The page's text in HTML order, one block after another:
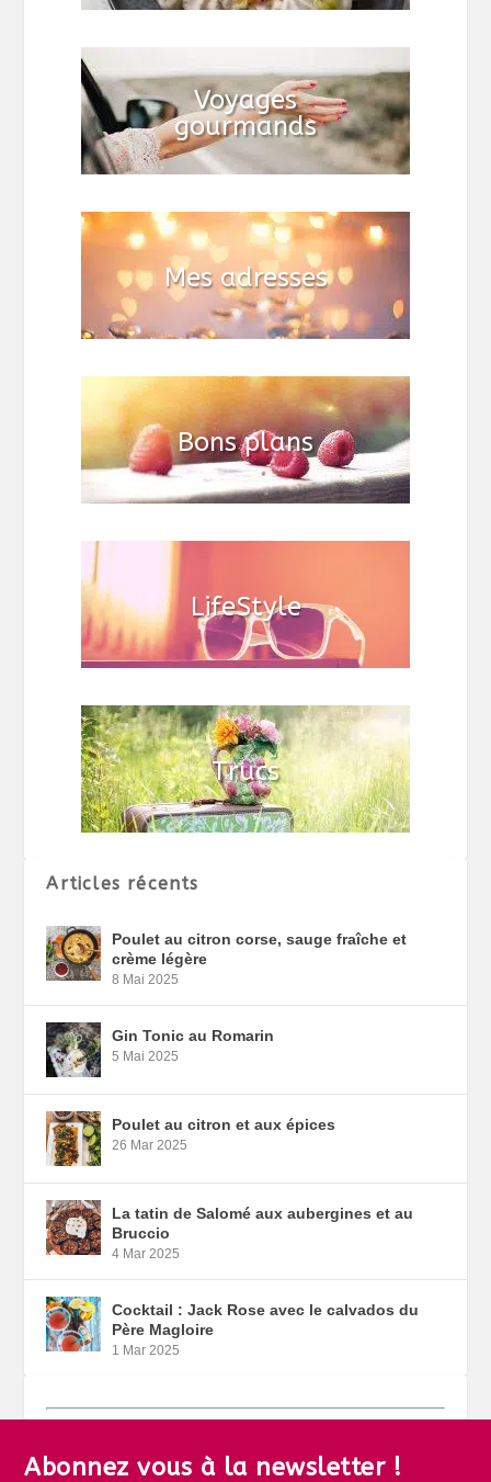
Articles récents
Poulet au citron corse, sauge fraîche et
crème légère
8 Mai 2025
Gin Tonic au Romarin
5 Mai 2025
Poulet au citron et aux épices
26 Mar 2025
La tatin de Salomé aux aubergines et au
Bruccio
4 Mar 2025
Cocktail : Jack Rose avec le calvados du
Père Magloire
1 Mar 2025
Abonnez vous à la newsletter !